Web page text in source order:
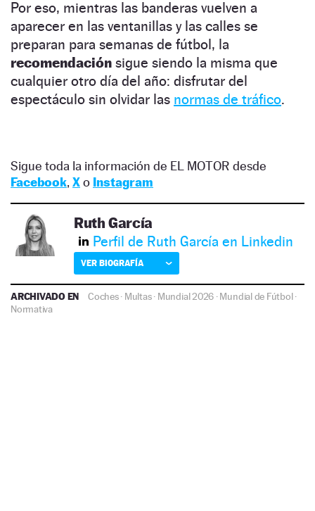
Por eso, mientras las banderas vuelven a
aparecer en las ventanillas y las calles se
preparan para semanas de fútbol, la
recomendación sigue siendo la misma que
cualquier otro día del año: disfrutar del
espectáculo sin olvidar las normas de tráfico.
Sigue toda la información de EL MOTOR desde
Facebook, Xo Instagram
Ruth García
Perfil de Ruth García en Linkedin
VER BIOGRAFÍA
ARCHIVADO EN Coches· Multas· Mundial 2026 ·Mundial de Fútbol·
Normativa